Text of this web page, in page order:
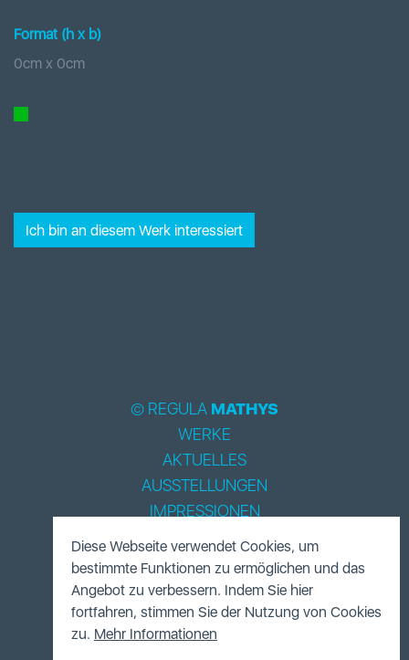
Format (h x b)
0cm x 0cm
Ich bin an diesem Werk interessiert
© REGULA MATHYS
WERKE
AKTUELLES
AUSSTELLUNGEN
IMPRESSIONEN
BIOGRAPHIE
LITERATUR
ACCESSOIRES
FUNDUS
KONTAKT
Diese Webseite verwendet Cookies, um
bestimmte Funktionen zu ermöglichen und das
Angebot zu verbessern. Indem Sie hier
fortfahren, stimmen Sie der Nutzung von Cookies
zu. Mehr Informationen